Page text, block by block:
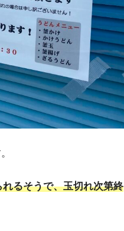
るそうで、玉切れ次第終